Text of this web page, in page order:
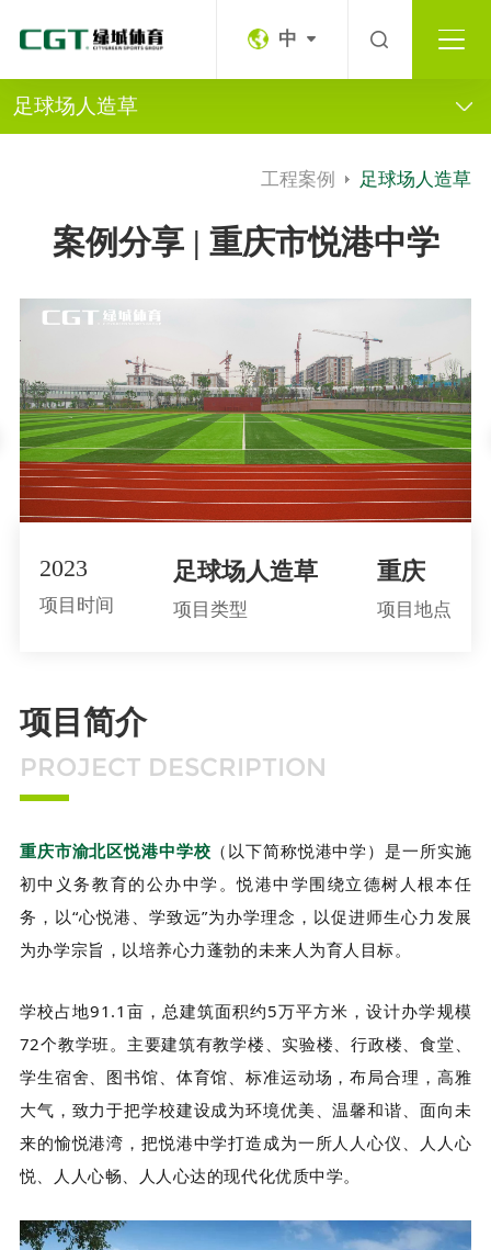
中
足球场人造草
工程案例 足球场人造草
案例分享 | 重庆市悦港中学
2023
项目时间
足球场人造草
项目类型
重庆
项目地点
项目简介
PROJECT DESCRIPTION
重庆市渝北区悦港中学校 （以下简称悦港中学）是一所实施
初中义务教育的公办中学。悦港中学围绕立德树人根本任
务，以“心悦港、学致远”为办学理念，以促进师生心力发展
为办学宗旨，以培养心力蓬勃的未来人为育人目标。
学校占地91.1亩，总建筑面积约5万平方米，设计办学规模
72个教学班。主要建筑有教学楼、实验楼、行政楼、食堂、
学生宿舍、图书馆、体育馆、标准运动场，布局合理，高雅
大气，致力于把学校建设成为环境优美、温馨和谐、面向未
来的愉悦港湾，把悦港中学打造成为一所人人心仪、人人心
悦、人人心畅、人人心达的现代化优质中学。